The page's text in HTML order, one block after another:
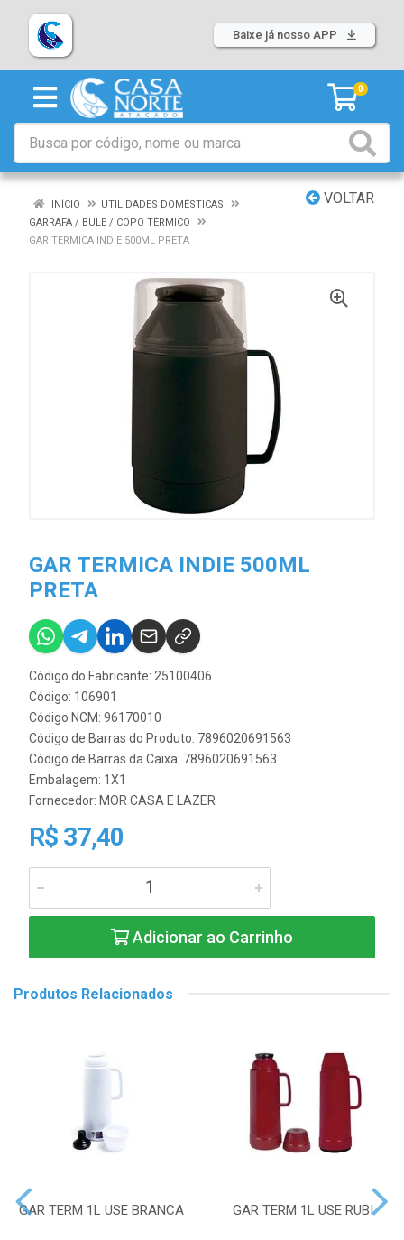
Baixe já nosso APP
0
VOLTAR
INÍCIO
UTILIDADES DOMÉSTICAS
GARRAFA / BULE / COPO TÉRMICO
GAR TERMICA INDIE 500ML PRETA
GAR TERMICA INDIE 500ML
PRETA
Código do Fabricante: 25100406
Código: 106901
Código NCM: 96170010
Código de Barras do Produto: 7896020691563
Código de Barras da Caixa: 7896020691563
Embalagem: 1X1
Fornecedor: MOR CASA E LAZER
R$ 37,40
Adicionar ao Carrinho
Produtos Relacionados
GAR TERM 1L USE BRANCA GAR TERM 1L USE RUBI